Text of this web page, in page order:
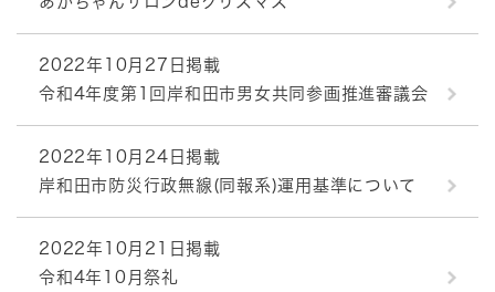
2022年10月27日掲載
令和4年度第1回岸和田市男女共同参画推進審議会
2022年10月24日掲載
岸和田市防災行政無線(同報系)運用基準について
2022年10月21日掲載
令和4年10月祭礼